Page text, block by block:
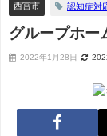
西宮市 認知症対
グループホー
2022年1月28日